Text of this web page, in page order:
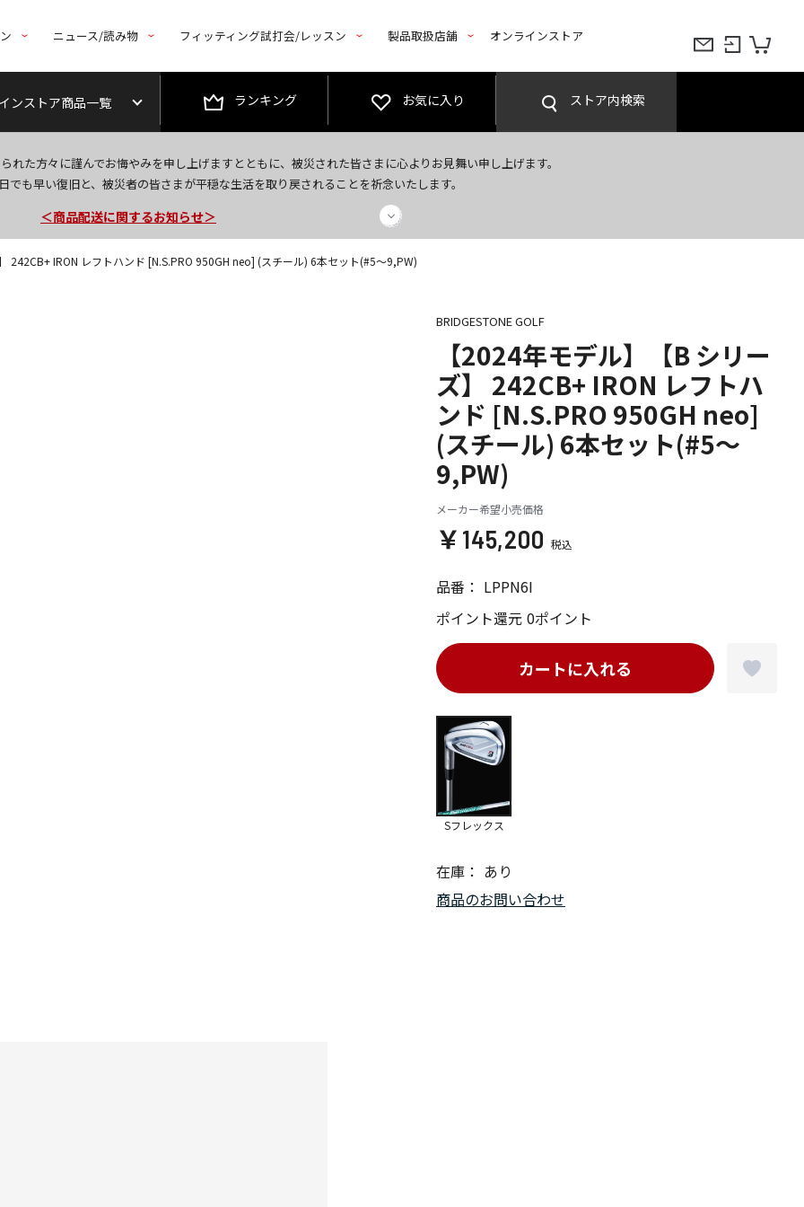
ニュース/読み物 フィッティング試打会/レッスン 製品取扱店舗 オンラインストア
ンストア商品一覧 ランキング お気に入り ストア内検索
れた方々に謹んでお悔やみを申し上げますとともに、被災された皆さまに心よりお見舞い申し上げます。
でも早い復旧と、被災者の皆さまが平穏な生活を取り戻されることを祈念いたします。
今なら新規会員登録で1,000円OFFクーポンプレゼント！
＜商品配送に関するお知らせ＞
＜夏季休暇中のご注文・発送・お問い合わせ＞
242CB+ IRON レフトハンド [N.S.PRO 950GH neo] (スチール) 6本セット(#5～9,PW)
BRIDGESTONE GOLF
【2024年モデル】【B シリー
ズ】 242CB+ IRON レフトハ
ンド [N.S.PRO 950GH neo]
(スチール) 6本セット(#5～
9,PW)
メーカー希望小売価格
￥145,200
品番： LPPN6I
ポイント還元 0ポイント
在庫： あり
Sフレックス
カートに入れる
商品のお問い合わせ